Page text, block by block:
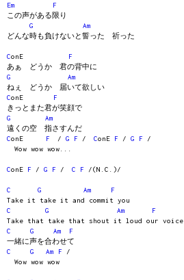
Em
F
この声がある限り
G
Am
どんな時も負けないと誓った 祈った
ConE F
あぁ どうか 君の背中に
G
Am
ねぇ どうか 届いて欲しい
ConE F
きっとまた君が笑顔で
G
Am
遠くの空 指さすんだ
ConE F / G F / ConE F / G F /
Wow wow wow...
ConE F / G F / C F /(N.C.)/
C G Am
F
Take it take it and commit you
C
G Am
F
Take that take that shout it loud our voice
C
G Am
F
一緒に声を合わせて
C
G Am F /
Wow wow wow